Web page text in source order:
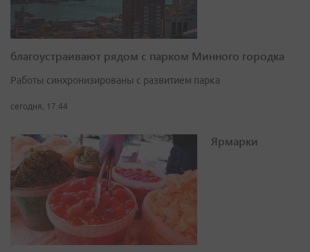
благоустраивают рядом с парком Минного городка
Работы синхронизированы с развитием парка
сегодня, 17:44
Ярмарки